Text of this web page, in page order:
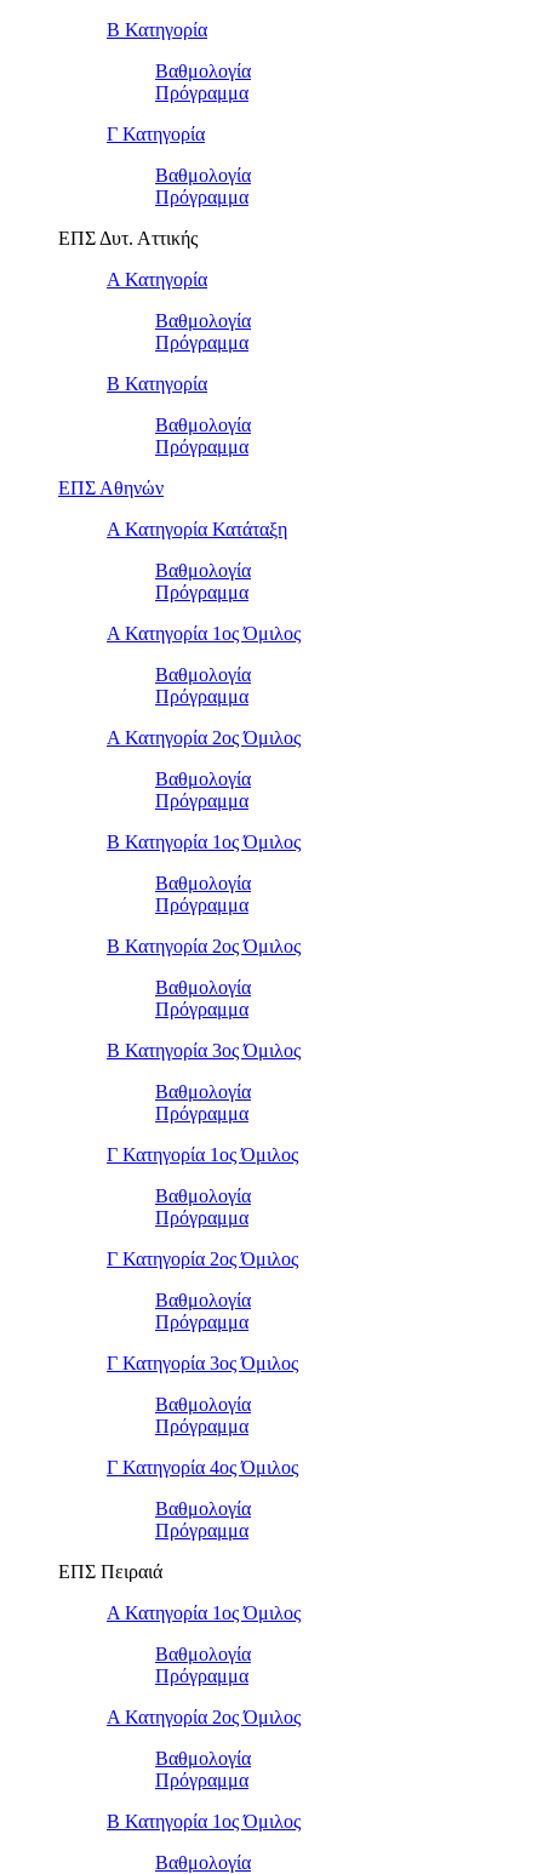
Β Κατηγορία
Βαθμολογία
Πρόγραμμα
Γ Κατηγορία
Βαθμολογία
Πρόγραμμα
ΕΠΣ Δυτ. Αττικής
Α Κατηγορία
Βαθμολογία
Πρόγραμμα
Β Κατηγορία
Βαθμολογία
Πρόγραμμα
ΕΠΣ Αθηνών
Α Κατηγορία Κατάταξη
Βαθμολογία
Πρόγραμμα
Α Κατηγορία 1ος Όμιλος
Βαθμολογία
Πρόγραμμα
Α Κατηγορία 2ος Όμιλος
Βαθμολογία
Πρόγραμμα
Β Κατηγορία 1ος Όμιλος
Βαθμολογία
Πρόγραμμα
Β Κατηγορία 2ος Όμιλος
Βαθμολογία
Πρόγραμμα
Β Κατηγορία 3ος Όμιλος
Βαθμολογία
Πρόγραμμα
Γ Κατηγορία 1ος Όμιλος
Βαθμολογία
Πρόγραμμα
Γ Κατηγορία 2ος Όμιλος
Βαθμολογία
Πρόγραμμα
Γ Κατηγορία 3ος Όμιλος
Βαθμολογία
Πρόγραμμα
Γ Κατηγορία 4ος Όμιλος
Βαθμολογία
Πρόγραμμα
ΕΠΣ Πειραιά
Α Κατηγορία 1ος Όμιλος
Βαθμολογία
Πρόγραμμα
Α Κατηγορία 2ος Όμιλος
Βαθμολογία
Πρόγραμμα
Β Κατηγορία 1ος Όμιλος
Βαθμολογία